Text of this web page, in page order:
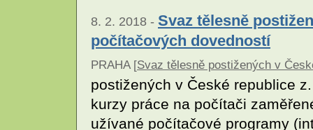
8. 2. 2018 - Svaz tělesně
počítačových dovedností
PRAHA [Svaz tělesně postižených v
postižených v České republice
kurzy práce na počítači
užívané počítačové programy